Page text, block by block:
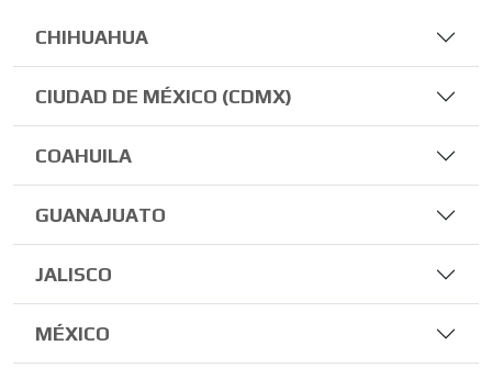
CHIHUAHUA
CIUDAD DE MÉXICO (CDMX)
COAHUILA
GUANAJUATO
JALISCO
MÉXICO